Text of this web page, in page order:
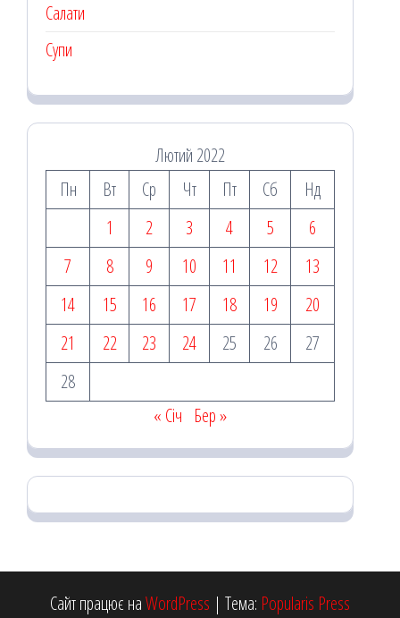
Салати
Супи
Лютий 2022
Пн
Вт Ср Чт Пт Сб
Нд
1
2 3 4 5
6
7
8 9 10 11 12
13
14
15 16 17 18 19
20
21
22 23 24 25 26
27
28
« Січ Бер »
Сайт працює наWordPress | Тема: Popularis Press